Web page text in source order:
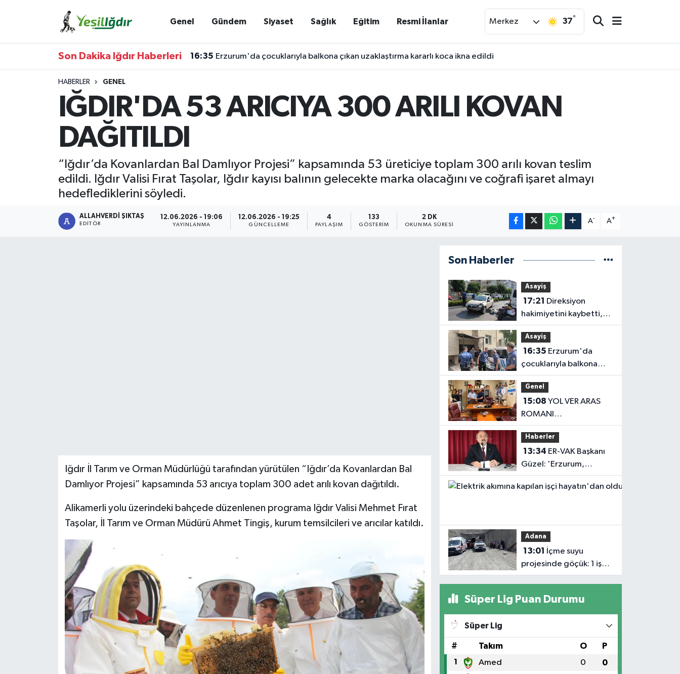
Genel Gündem Siyaset Sağlık Eğitim Resmi İlanlar Merkez 37°
Son Dakika Iğdır Haberleri 16:35 Erzurum'da çocuklarıyla balkona çıkan uzaklaştırma kararlı koca ikna edildi
HABERLER GENEL
IĞDIR'DA 53 ARICIYA 300 ARILI KOVAN
DAĞITILDI
“Iğdır’da Kovanlardan Bal Damlıyor Projesi” kapsamında 53 üreticiye toplam 300 arılı kovan teslim
edildi. Iğdır Valisi Fırat Taşolar, Iğdır kayısı balının gelecekte marka olacağını ve coğrafi işaret almayı
hedeflediklerini söyledi.
ALLAHVERDI ŞIKTAŞ
EDITÖR
12.06.2026 - 19:06
YAYINLANMA
12.06.2026 - 19:25
GÜNCELLEME
4
PAYLAŞIM
133
GÖSTERIM
2 DK
OKUNMA SÜRESI
A- A+
Iğdır İl Tarım ve Orman Müdürlüğü tarafından yürütülen “Iğdır’da Kovanlardan Bal
Damlıyor Projesi” kapsamında 53 arıcıya toplam 300 adet arılı kovan dağıtıldı.
Alikamerli yolu üzerindeki bahçede düzenlenen programa Iğdır Valisi Mehmet Fırat
Taşolar, İl Tarım ve Orman Müdürü Ahmet Tingiş, kurum temsilcileri ve arıcılar katıldı.
Son Haberler
Asayiş
17:21
hakimiyetini kaybetti,
karşı şeritteki otomobile
çarptı
Asayiş
16:35
çocuklarıyla balkona
çıkan uzaklaştırma
kararlı koca ikna edildi
Genel
15:08
ROMANI
OKUYUCUSUYLA
BULUŞTU
Haberler
13:34
Güzel: 'Erzurum,
savunma sanayii
ekosistemine daha
Adana
13:01
projesinde göçük: 1 işçi
hayatını kaybetti, 1'i
Süper Lig Puan Durumu
Süper Lig
# Takım O P
1 Amed 0 0
İğdir Namaz Vakitleri
Iğdır Trafik Yoğunluk Haritası
Süper Lig Puan Durumu ve Fikstür
Tüm Manşetler
Son Dakika Haberleri
Haber Arşivi